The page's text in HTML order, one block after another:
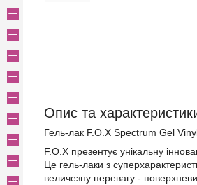
Опис та
Гель-лак F.O.X Spectrum Gel
F.O.X презентує унікальну
Це гель-лаки з
величезну перевагу -